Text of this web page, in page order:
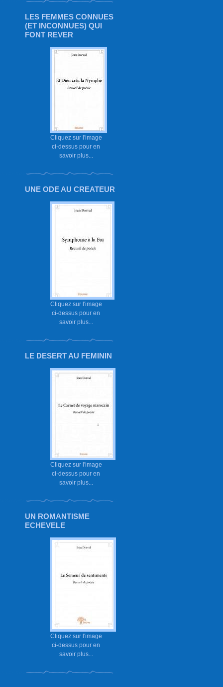
LES FEMMES CONNUES
(ET INCONNUES) QUI
FONT REVER
Cliquez sur l'image
ci-dessus pour en
savoir plus...
UNE ODE AU CREATEUR
Cliquez sur l'image
ci-dessus pour en
savoir plus...
LE DESERT AU FEMININ
Cliquez sur l'image
ci-dessus pour en
savoir plus...
UN ROMANTISME
ECHEVELE
Cliquez sur l'image
ci-dessus pour en
savoir plus...